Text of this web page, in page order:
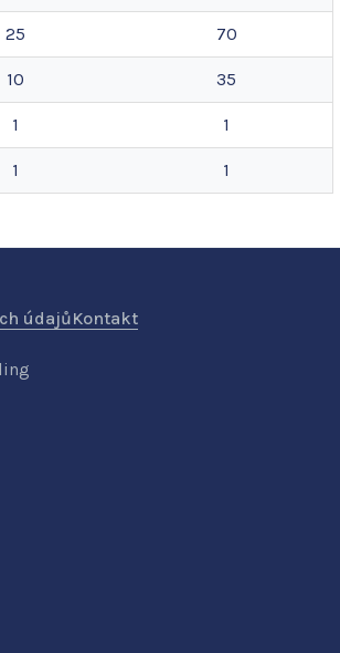
25 70
10 35
1 1
1 1
údajůKontakt